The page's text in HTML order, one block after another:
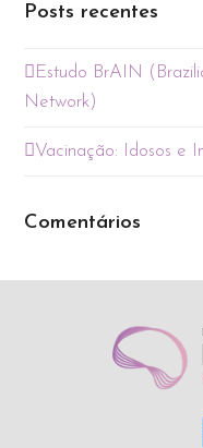
Posts recentes
Estudo BrAIN
Network)
Vacinação: Idosos e
Comentários